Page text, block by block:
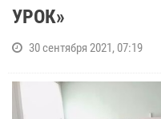
УРОК»
30 сентября 2021, 07:19